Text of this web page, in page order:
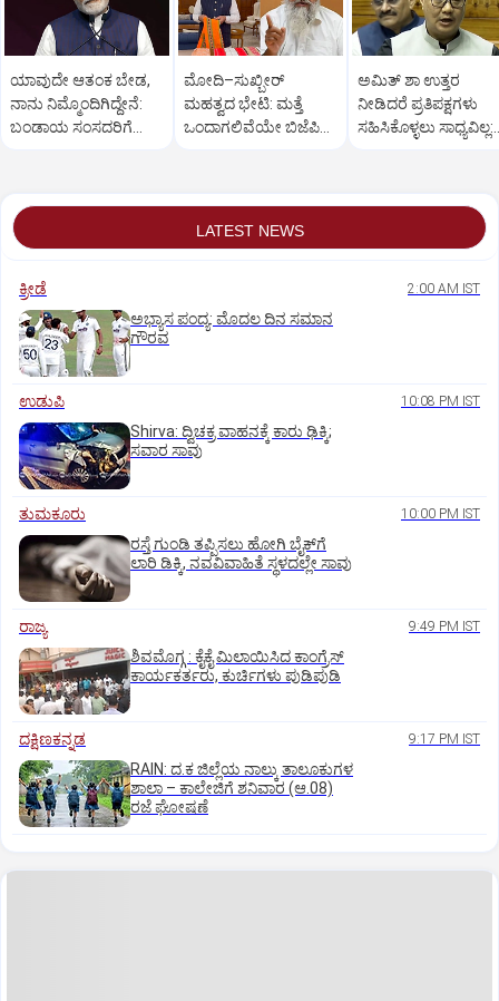
ಯಾವುದೇ ಆತಂಕ ಬೇಡ,
ನಾನು ನಿಮ್ಮೊಂದಿಗಿದ್ದೇನೆ:
ಬಂಡಾಯ ಸಂಸದರಿಗೆ
ಮೋದಿ–ಸುಖ್ಬೀರ್
ಮಹತ್ವದ ಭೇಟಿ: ಮತ್ತೆ
ಒಂದಾಗಲಿವೆಯೇ ಬಿಜೆಪಿ–
ಅಮಿತ್ ಶಾ ಉತ್ತರ
ನೀಡಿದರೆ ಪ್ರತಿಪಕ್ಷಗಳು
ಸಹಿಸಿಕೊಳ್ಳಲು ಸಾಧ್ಯವಿಲ್ಲ:
LATEST NEWS
ಕ್ರೀಡೆ 2:00 AM IST
ಅಭ್ಯಾಸ ಪಂದ್ಯ: ಮೊದಲ ದಿನ ಸಮಾನ
ಗೌರವ
ಉಡುಪಿ 10:08 PM IST
Shirva: ದ್ವಿಚಕ್ರ ವಾಹನಕ್ಕೆ ಕಾರು ಢಿಕ್ಕಿ;
ಸವಾರ ಸಾವು
ತುಮಕೂರು 10:00 PM IST
ರಸ್ತೆ ಗುಂಡಿ ತಪ್ಪಿಸಲು ಹೋಗಿ ಬೈಕ್‌ಗೆ
ಲಾರಿ ಡಿಕ್ಕಿ, ನವವಿವಾಹಿತೆ ಸ್ಥಳದಲ್ಲೇ ಸಾವು
ರಾಜ್ಯ 9:49 PM IST
ಶಿವಮೊಗ್ಗ : ಕೈಕೈ ಮಿಲಾಯಿಸಿದ ಕಾಂಗ್ರೆಸ್
ಕಾರ್ಯಕರ್ತರು, ಕುರ್ಚಿಗಳು ಪುಡಿಪುಡಿ
ದಕ್ಷಿಣಕನ್ನಡ 9:17 PM IST
RAIN: ದ.ಕ ಜಿಲ್ಲೆಯ ನಾಲ್ಕು ತಾಲೂಕುಗಳ
ಶಾಲಾ – ಕಾಲೇಜಿಗೆ ಶನಿವಾರ (ಆ.08)
ರಜೆ ಘೋಷಣೆ